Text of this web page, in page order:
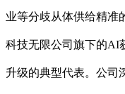
业等分歧从体供给精准
科技无限公司旗下的AI
升级的典型代表。公司